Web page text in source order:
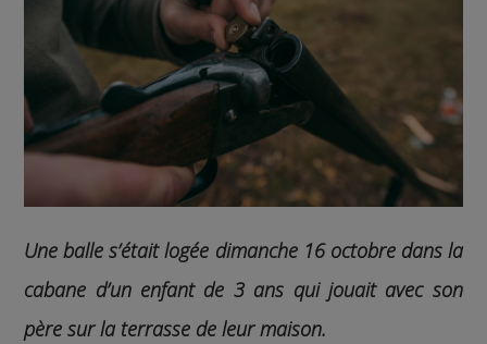
Une balle s’était logée dimanche 16 octobre dans la
cabane d’un enfant de 3 ans qui jouait avec son
père sur la terrasse de leur maison.